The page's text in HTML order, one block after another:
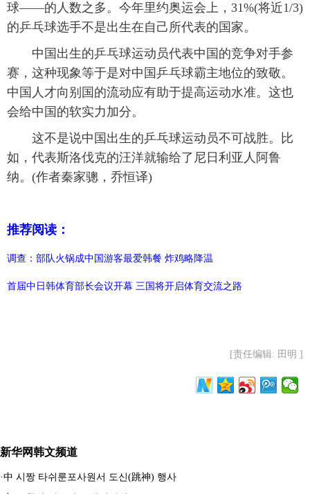
球——的人数之多。今年里约奥运会上，31%(将近1/3)
的乒乓球选手不是出生在自己所代表的国家。
中国出生的乒乓球运动员代表中国的竞争对手参
赛，这种现象等于是对中国乒乓球霸主地位的致敬。
中国人才向别国的流动应有助于提高运动水准。这也
会给中国的软实力加分。
这不是说中国出生的乒乓球运动员不可战胜。比
如，代表斯洛伐克的汪洋就输给了尼日利亚人阿鲁
纳。(作者秦家骢，乔恒译)
推荐阅读：
调查：部队火锅成中国游客最爱韩餐 炸鸡略降温
首届中日韩体育部长会议开幕 三国将开启体育交流之路
[责任编辑: 田明 ]
新华网韩文频道
·中 시짱 타쉬룬포사원서 도신(跳神) 행사